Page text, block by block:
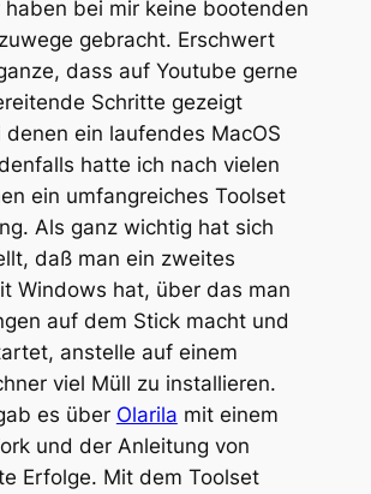
haben bei mir keine bootenden
gebracht. Erschwert
dass auf Youtube gerne
Schritte gezeigt
ein laufendes MacOS
hatte ich nach vielen
ein umfangreiches Toolset
Als ganz wichtig hat sich
daß man ein zweites
Windows hat, über das man
auf dem Stick macht und
anstelle auf einem
viel Müll zu installieren.
es über Olarila mit einem
und der Anleitung von
Erfolge. Mit dem Toolset